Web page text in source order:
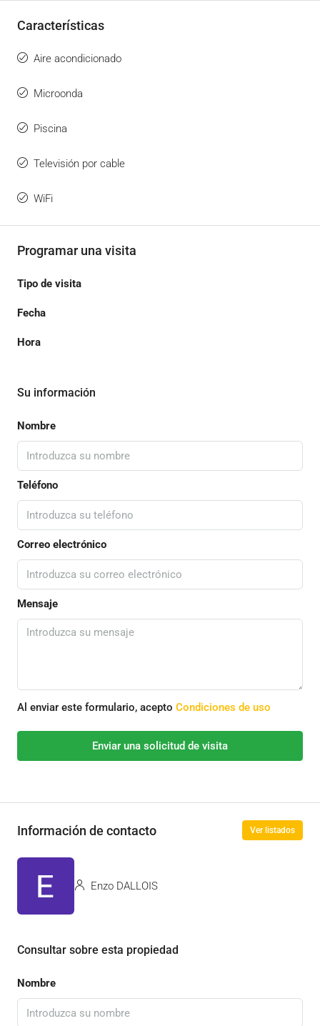
Características
Aire acondicionado
Microonda
Piscina
Televisión por cable
WiFi
Programar una visita
Tipo de visita
Fecha
Hora
Su información
Nombre
Teléfono
Correo electrónico
Mensaje
Al enviar este formulario, acepto Condiciones de uso
Enviar una solicitud de visita
Información de contacto Ver listados
Enzo DALLOIS
Consultar sobre esta propiedad
Nombre